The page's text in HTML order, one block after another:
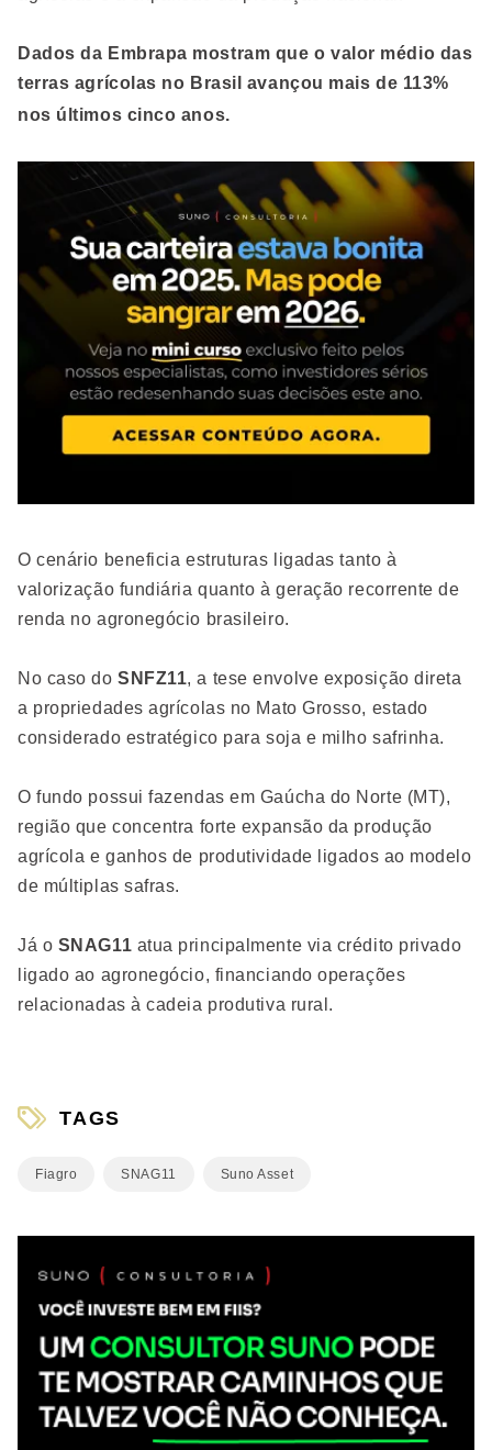
Dados da Embrapa mostram que o valor médio das
terras agrícolas no Brasil avançou mais de 113%
nos últimos cinco anos.
O cenário beneficia estruturas ligadas tanto à
valorização fundiária quanto à geração recorrente de
renda no agronegócio brasileiro.
No caso doSNFZ11, a tese envolve exposição direta
a propriedades agrícolas no Mato Grosso, estado
considerado estratégico para soja e milho safrinha.
O fundo possui fazendas em Gaúcha do Norte (MT),
região que concentra forte expansão da produção
agrícola e ganhos de produtividade ligados ao modelo
de múltiplas safras.
Já o SNAG11 atua principalmente via crédito privado
ligado ao agronegócio, financiando operações
relacionadas à cadeia produtiva rural.
TAGS
Fiagro SNAG11 Suno Asset